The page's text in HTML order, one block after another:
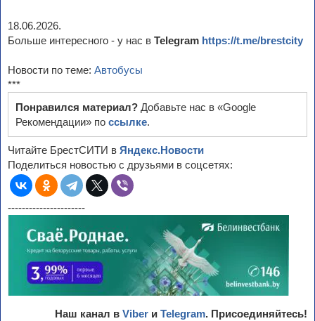
18.06.2026.
Больше интересного - у нас в Telegram https://t.me/brestcity
Новости по теме: Автобусы
***
Понравился материал? Добавьте нас в «Google
Рекомендации» по ссылке.
Читайте БрестСИТИ в Яндекс.Новости
Поделиться новостью с друзьями в соцсетях:
----------------------
Наш канал в Viber и Telegram. Присоединяйтесь!